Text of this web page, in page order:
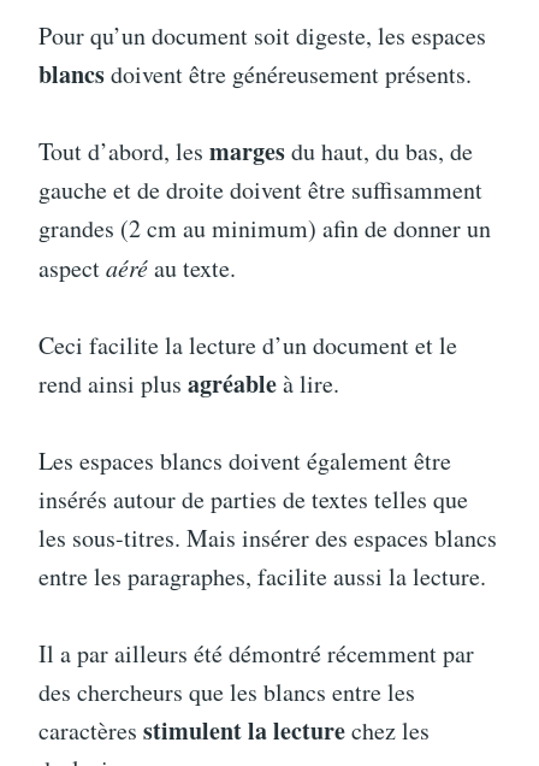
Pour qu’un document soit digeste, les espaces
blancsdoivent être généreusement présents.
Tout d’abord, les margesdu haut, du bas, de
gauche et de droite doivent être suffisamment
grandes (2 cm au minimum) afin de donner un
aspectaéréau texte.
Ceci facilite la lecture d’un document et le
rend ainsi plus agréableà lire.
Les espaces blancs doivent également être
insérés autour de parties de textes telles que
les sous-titres. Mais insérer des espaces blancs
entre les paragraphes, facilite aussi la lecture.
Il a par ailleurs été démontré récemment par
des chercheurs que les blancs entre les
caractères stimulent la lecturechez les